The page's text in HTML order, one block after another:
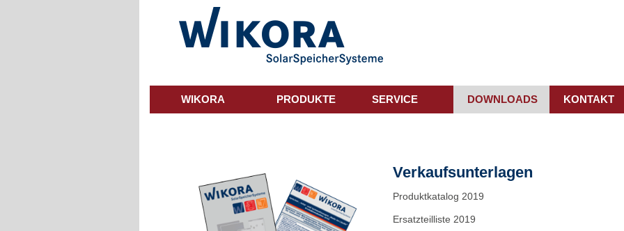
WIKORA PRODUKTE SERVICE DOWNLOADS KONTAKT
Verkaufsunterlagen
Produktkatalog 2019
Ersatzteilliste 2019